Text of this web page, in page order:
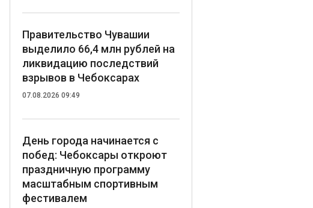
Правительство Чувашии
выделило 66,4 млн рублей на
ликвидацию последствий
взрывов в Чебоксарах
07.08.2026 09:49
День города начинается с
побед: Чебоксары откроют
праздничную программу
масштабным спортивным
фестивалем